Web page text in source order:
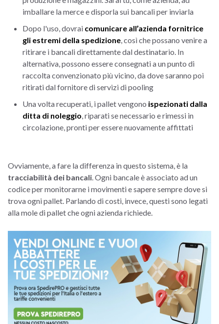
imballare la merce e disporla sui bancali per inviarla
Dopo l'uso, dovrai comunicare all’azienda fornitrice
gli estremi della spedizione , così che possano venire a
ritirare i bancali direttamente dal destinatario. In
alternativa, possono essere consegnati a un punto di
raccolta convenzionato più vicino, da dove saranno poi
ritirati dal fornitore di servizi di pooling
Una volta recuperati, i pallet vengono ispezionati dalla
ditta di noleggio , riparati se necessario e rimessi in
circolazione, pronti per essere nuovamente affittati
Ovviamente, a fare la differenza in questo sistema, è la
tracciabilità dei bancali . Ogni bancale è associato ad un
codice per monitorarne i movimenti e sapere sempre dove si
trova ogni pallet. Parlando di costi, invece, questi sono legati
alla mole di pallet che ogni azienda richiede.